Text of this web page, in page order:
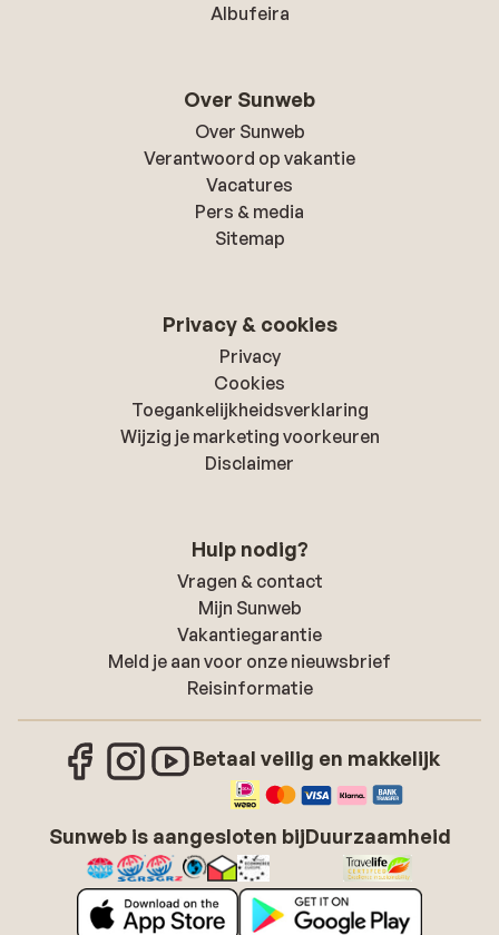
Albufeira
Over Sunweb
Over Sunweb
Verantwoord op vakantie
Vacatures
Pers & media
Sitemap
Privacy & cookies
Privacy
Cookies
Toegankelijkheidsverklaring
Wijzig je marketing voorkeuren
Disclaimer
Hulp nodig?
Vragen & contact
Mijn Sunweb
Vakantiegarantie
Meld je aan voor onze nieuwsbrief
Reisinformatie
Betaal veilig en makkelijk
Sunweb is aangesloten bijDuurzaamheid